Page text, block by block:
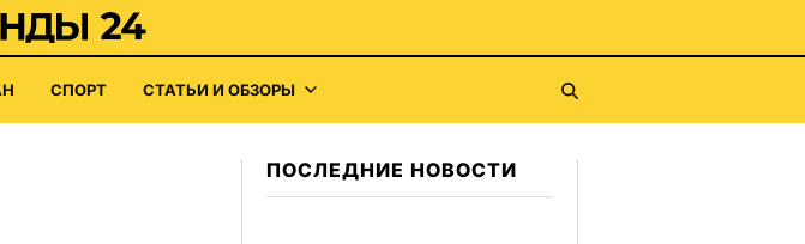
СПОРТ СТАТЬИ И ОБЗОРЫ
ПОСЛЕДНИЕ НОВОСТИ